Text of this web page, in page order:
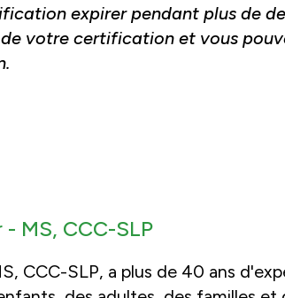
expirer pendant plus de
votre certification et vous
- MS, CCC-SLP
CCC-SLP, a plus de 40 ans